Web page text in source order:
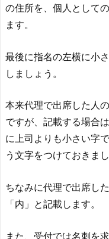
の住所を、個人として
ます。
最後に指名の左横に小
しましょう。
本来代理で出席した人
ですが、記載する場合
に上司よりも小さい字
う文字をつけておきまし
ちなみに代理で出席し
「内」と記載します。
また、受付では名刺を